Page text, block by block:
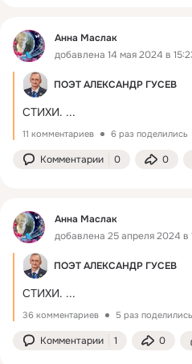
Анна Маслак
добавлена 14 мая 2024 в
ПОЭТ АЛЕКСАНДР ГУСЕВ
СТИХИ. ...
11 комментариев 6 раз поделились
Комментарии 0 0
Анна Маслак
добавлена 25 апреля 2024 в
ПОЭТ АЛЕКСАНДР ГУСЕВ
СТИХИ. ...
36 комментариев 5 раз поделились
Комментарии 1 0